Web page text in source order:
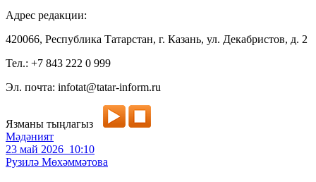
Адрес редакции:
420066, Республика Татарстан, г. Казань, ул. Декабристов, д. 2
Тел.: +7 843 222 0 999
Эл. почта: infotat@tatar-inform.ru
Язманы тыңлагыз
Мәдәният
23 май 2026 10:10
Рузилә Мөхәммәтова